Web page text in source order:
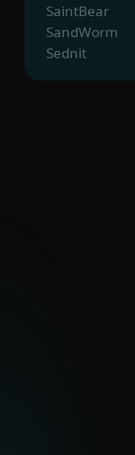
SaintBear
SandWorm
Sednit